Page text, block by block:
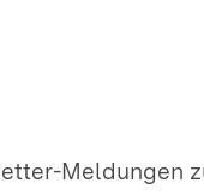
Meldungen